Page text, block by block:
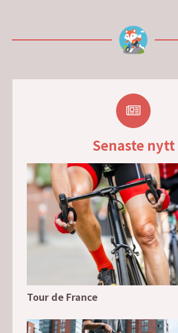
Senaste nytt
Tour de France